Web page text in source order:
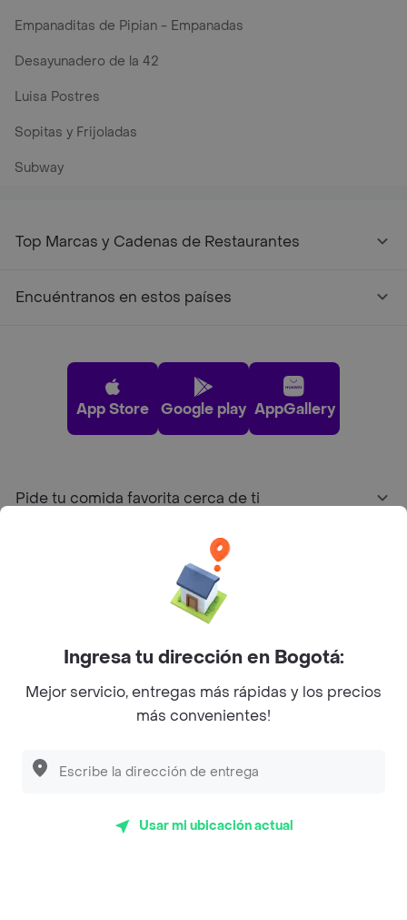
Empanaditas de Pipian - Empanadas
Desayunadero de la 42
Luisa Postres
Sopitas y Frijoladas
Subway
Top Marcas y Cadenas de Restaurantes
Encuéntranos en estos países
App Store Google play AppGallery
Pide tu comida favorita cerca de ti
Sobre Rappi
Facebook
Twitter
Instagram
© 2026Rappi Inc. All rights reserved.
Ingresa tu dirección en Bogotá:
Mejor servicio, entregas más rápidas y los precios
más convenientes!
Usar mi ubicación actual